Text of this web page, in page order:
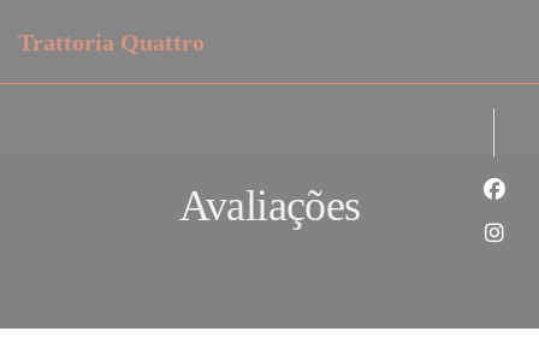
Trattoria Quattro
Avaliações